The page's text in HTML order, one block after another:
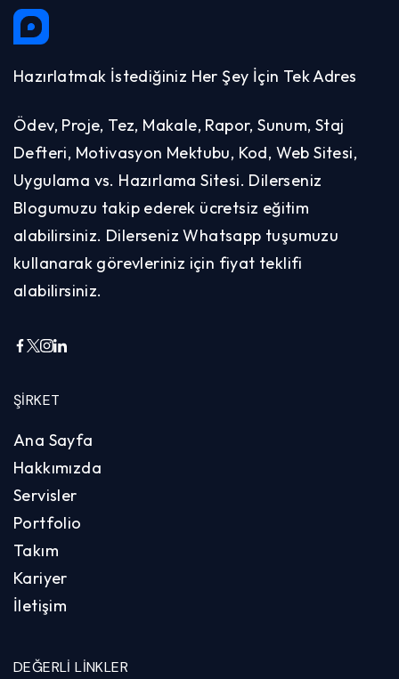
Hazırlatmak İstediğiniz Her Şey İçin Tek Adres
Ödev, Proje, Tez, Makale, Rapor, Sunum, Staj
Defteri, Motivasyon Mektubu, Kod, Web Sitesi,
Uygulama vs. Hazırlama Sitesi. Dilerseniz
Blogumuzu takip ederek ücretsiz eğitim
alabilirsiniz. Dilerseniz Whatsapp tuşumuzu
kullanarak görevleriniz için fiyat teklifi
alabilirsiniz.
ŞIRKET
Ana Sayfa
Hakkımızda
Servisler
Portfolio
Takım
Kariyer
İletişim
DEĞERLI LINKLER